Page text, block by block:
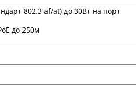
802.3 af/at) до 30Вт на порт
до 250м